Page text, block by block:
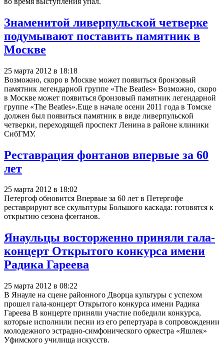
Знаменитой ливерпульской четверке
подумывают поставить памятник в
Москве
25 марта 2012 в 18:18
Возможно, скоро в Москве может появиться бронзовый
памятник легендарной группе «The Beatles» Возможно, скоро
в Москве может появиться бронзовый памятник легендарной
группе «The Beatles».Еще в начале осени 2011 года в Томске
должен был появиться памятник в виде ливерпульской
четверки, переходящей проспект Ленина в районе клиники
СибГМУ.
Реставрация фонтанов впервые за 60
лет
25 марта 2012 в 18:02
Петергоф обновится Впервые за 60 лет в Петергофе
реставрируют все скульптуры Большого каскада: готовятся к
открытию сезона фонтанов.
Янаульцы восторженно приняли гала-
концерт Открытого конкурса имени
Радика Гареева
25 марта 2012 в 08:22
В Янауле на сцене районного Дворца культуры с успехом
прошел гала-концерт Открытого конкурса имени Радика
Гареева В концерте приняли участие победили конкурса,
которые исполнили песни из его репертуара в сопровождении
молодежного эстрадно-симфонического оркестра «Яшлек»
Уфимского училища искусств.